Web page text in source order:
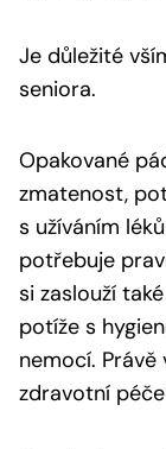
Je důležité
seniora.
Opakované
zmatenost,
s užíváním
potřebuje
si zaslouží
potíže s
nemocí.
zdravotní